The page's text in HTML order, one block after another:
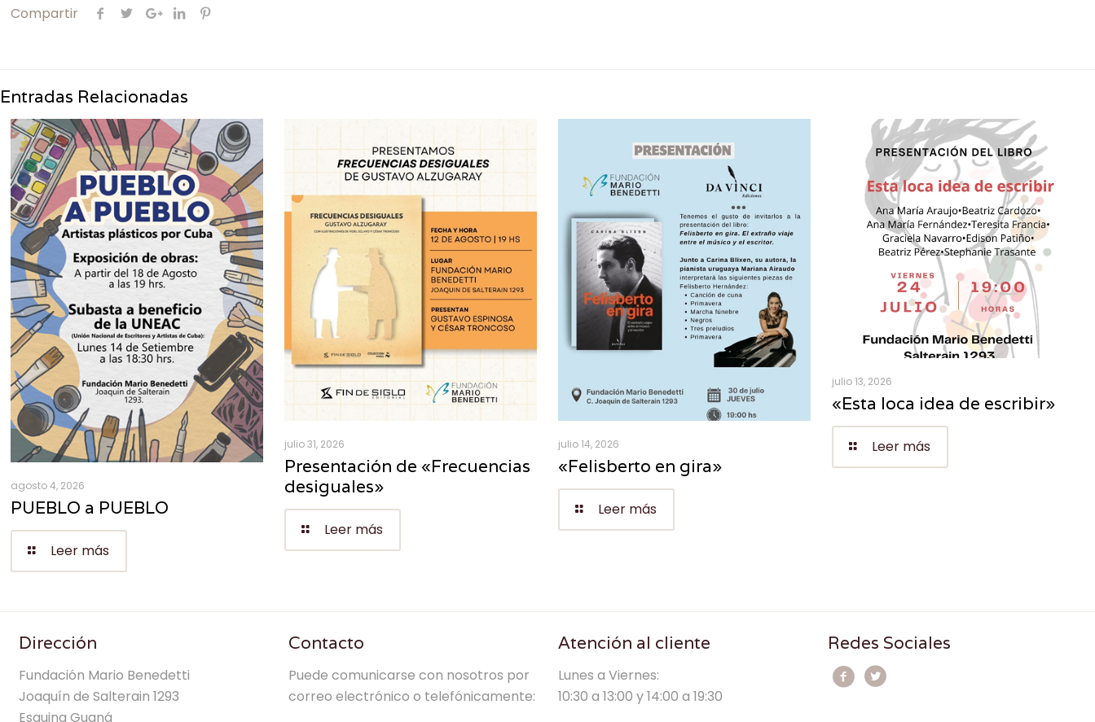
Compartir
Entradas Relacionadas
agosto 4, 2026
PUEBLO a PUEBLO
Leer más
julio 31, 2026
Presentación de «Frecuencias
desiguales»
Leer más
julio 14, 2026
«Felisberto en gira»
Leer más
julio 13, 2026
«Esta loca idea de escribir»
Leer más
Dirección
Fundación Mario Benedetti
Joaquín de Salterain 1293
Esquina Guaná
Contacto
Puede comunicarse con nosotros por
correo electrónico o telefónicamente:
Atención al cliente
Lunes a Viernes:
10:30 a 13:00 y 14:00 a 19:30
Redes Sociales